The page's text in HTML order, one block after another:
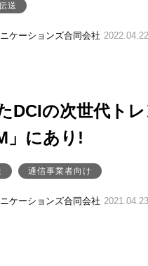
送
ケーションズ合同会社 2022.04.22
DCIの次世代ト
」にあり!
通信事業者向け
ケーションズ合同会社 2021.04.23